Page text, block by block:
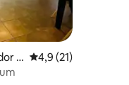
recensies
d Gemiddelde
4,9 (21)